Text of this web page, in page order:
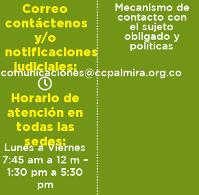
Correo
contáctenos
y/o
notificaciones
judiciales:
comunicaciones@ccpalmira.org.co
Horario de
atención en
todas las
sedes:
Lunes a Viernes
7:45 am a 12 m –
1:30 pm a 5:30
pm
Mecanismo de
contacto con
el sujeto
obligado y
políticas